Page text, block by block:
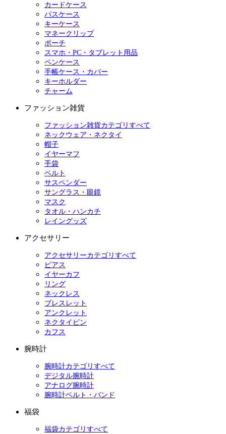
カードケース
パスケース
キーケース
マネークリップ
ポーチ
スマホ・PC・タブレット用品
ペンケース
手帳ケース・カバー
キーホルダー
チャーム
ファッション雑貨
ファッション雑貨カテゴリすべて
ネックウェア・ネクタイ
帽子
イヤーマフ
手袋
ベルト
サスペンダー
サングラス・眼鏡
マスク
タオル・ハンカチ
レイングッズ
アクセサリー
アクセサリーカテゴリすべて
ピアス
イヤーカフ
リング
ネックレス
ブレスレット
アンクレット
ネクタイピン
カフス
腕時計
腕時計カテゴリすべて
デジタル腕時計
アナログ腕時計
腕時計ベルト・バンド
福袋
福袋カテゴリすべて